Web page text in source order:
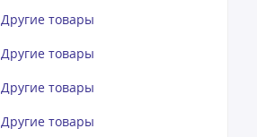
Другие товары
Другие товары
Другие товары
Другие товары